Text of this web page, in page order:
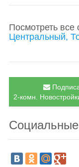
Посмотреть
Центральный,
2-комн.